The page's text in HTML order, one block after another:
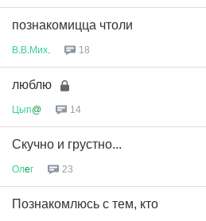
познакомицца чтоли
В В Мих 18
люблю
Цып@ 14
Скучно и грустно...
Олeг 23
Познакомлюсь с тем, кто